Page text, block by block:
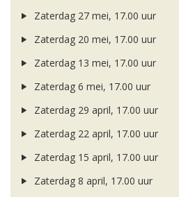
Zaterdag 27 mei, 17.00 uur
Zaterdag 20 mei, 17.00 uur
Zaterdag 13 mei, 17.00 uur
Zaterdag 6 mei, 17.00 uur
Zaterdag 29 april, 17.00 uur
Zaterdag 22 april, 17.00 uur
Zaterdag 15 april, 17.00 uur
Zaterdag 8 april, 17.00 uur